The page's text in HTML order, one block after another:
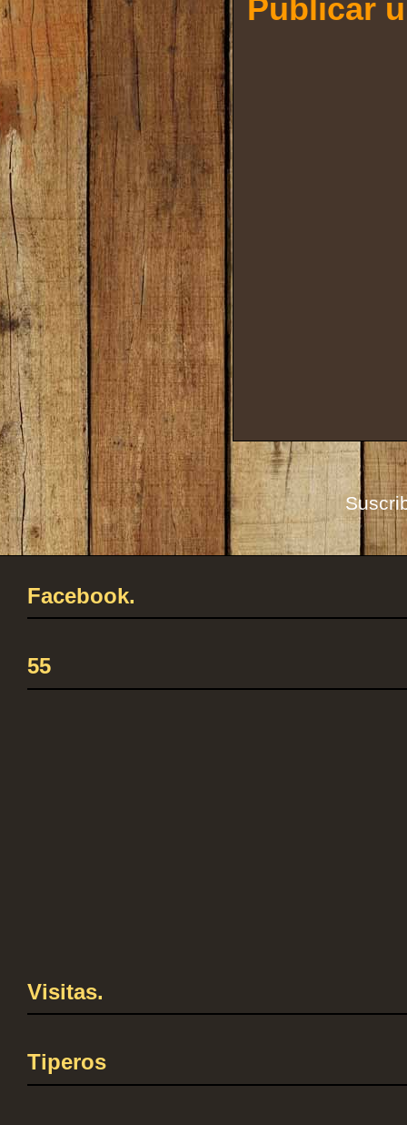
Publicar
Facebook.
55
Visitas.
Tiperos